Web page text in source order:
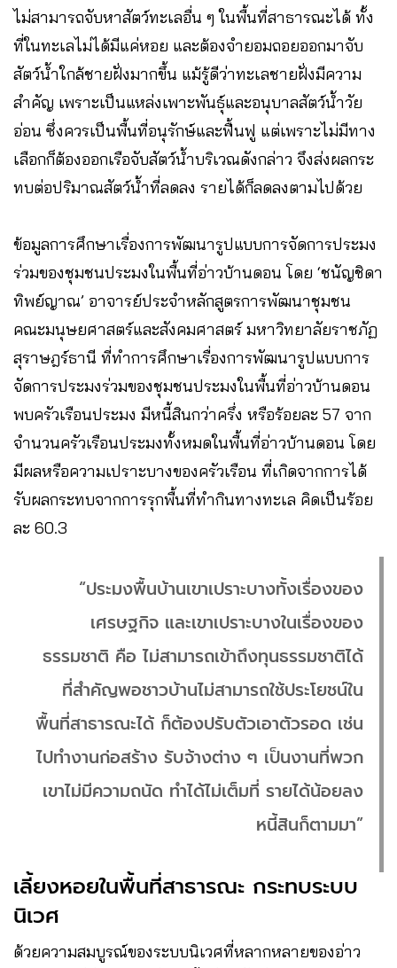
ไม่สามารถจับหาสัตว์ทะเลอื่น ๆ ในพื้นที่สาธารณะได้ ทั้ง
ที่ในทะเลไม่ได้มีแค่หอย และต้องจำยอมถอยออกมาจับ
สัตว์น้ำใกล้ชายฝั่งมากขึ้น แม้รู้ดีว่าทะเลชายฝั่งมีความ
สำคัญ เพราะเป็นแหล่งเพาะพันธุ์และอนุบาลสัตว์น้ำวัย
อ่อน ซึ่งควรเป็นพื้นที่อนุรักษ์และฟื้นฟู แต่เพราะไม่มีทาง
เลือกก็ต้องออกเรือจับสัตว์น้ำบริเวณดังกล่าว จึงส่งผลกระ
ทบต่อปริมาณสัตว์น้ำที่ลดลง รายได้ก็ลดลงตามไปด้วย
ข้อมูลการศึกษาเรื่องการพัฒนารูปแบบการจัดการประมง
ร่วมของชุมชนประมงในพื้นที่อ่าวบ้านดอน โดย ‘ชนัญชิดา
ทิพย์ญาณ’ อาจารย์ประจำหลักสูตรการพัฒนาชุมชน
คณะมนุษยศาสตร์และสังคมศาสตร์ มหาวิทยาลัยราชภัฏ
สุราษฎร์ธานี ที่ทำการศึกษาเรื่องการพัฒนารูปแบบการ
จัดการประมงร่วมของชุมชนประมงในพื้นที่อ่าวบ้านดอน
พบครัวเรือนประมง มีหนี้สินกว่าครึ่ง หรือร้อยละ 57 จาก
จำนวนครัวเรือนประมงทั้งหมดในพื้นที่อ่าวบ้านดอน โดย
มีผลหรือความเปราะบางของครัวเรือน ที่เกิดจากการได้
รับผลกระทบจากการรุกพื้นที่ทำกินทางทะเล คิดเป็นร้อย
ละ 60.3
“ประมงพื้นบ้านเขาเปราะบางทั้งเรื่องของ
เศรษฐกิจ และเขาเปราะบางในเรื่องของ
ธรรมชาติ คือ ไม่สามารถเข้าถึงทุนธรรมชาติได้
ที่สำคัญพอชาวบ้านไม่สามารถใช้ประโยชน์ใน
พื้นที่สาธารณะได้ ก็ต้องปรับตัวเอาตัวรอด เช่น
ไปทำงานก่อสร้าง รับจ้างต่าง ๆ เป็นงานที่พวก
เขาไม่มีความถนัด ทำได้ไม่เต็มที่ รายได้น้อยลง
หนี้สินก็ตามมา”
เลี้ยงหอยในพื้นที่สาธารณะ กระทบระบบ
นิเวศ
ด้วยความสมบูรณ์ของระบบนิเวศที่หลากหลายของอ่าว